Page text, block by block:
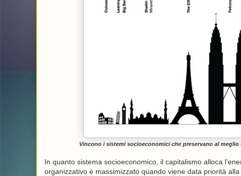
Vincono i sistemi socioeconomici che preservano al
In quanto sistema socioeconomico, il capitalismo alloca
organizzativo è massimizzato quando viene data priorità